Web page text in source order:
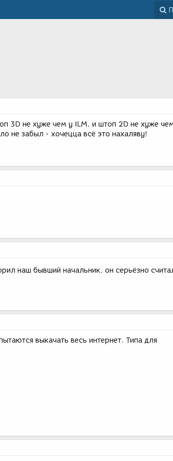
3D не хуже чем у ILM, и штоп 2D не хуже
не забыл - хочецца всё это нахаляву!
наш бывший начальник, он серьёзно
выкачать весь интернет. Типа для